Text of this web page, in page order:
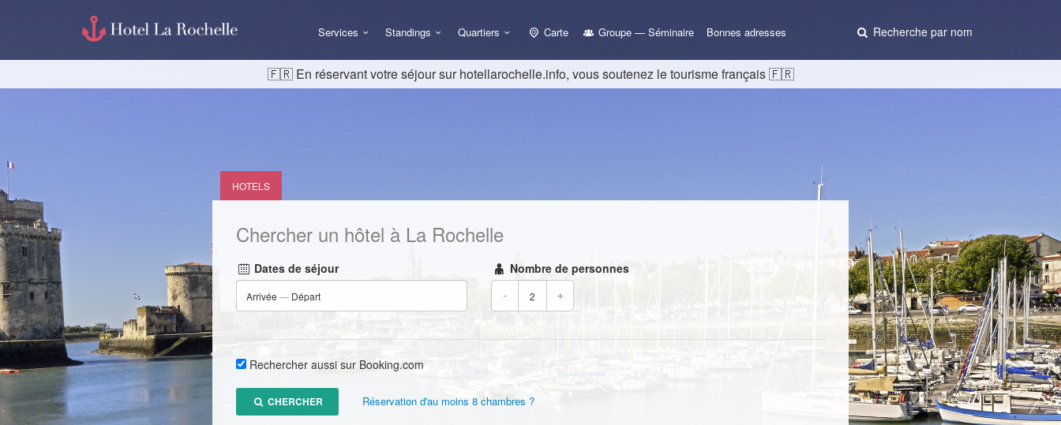
Services Standings Quartiers Carte Groupe — Séminaire Bonnes adresses Recherche par nom
En réservant votre séjour sur hotellarochelle.info, vous soutenez le tourisme français
HOTELS
Chercher un hôtel à La Rochelle
Dates de séjour
Arrivée —Départ
Nombre de personnes
- +
Rechercher aussi sur Booking.com
CHERCHER Réservation d'au moins 8 chambres ?